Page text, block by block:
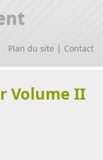
Plan du site | Contact
Volume II